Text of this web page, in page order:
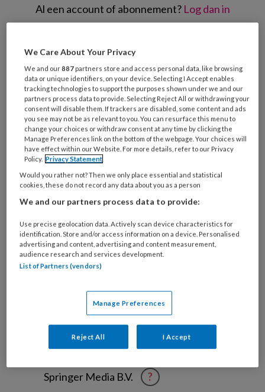
Al een account of abonnement? Log dan in
is
je
e-
mailadres?
* *
Kies
je
wachtwoord* *
Kies
je
functie *
Bij
welke
werk
je?
Untitled
Ontvang 2x per week de
KinderopvangTotaal nieuwsbrief
Management Kinderopvang
Weekoverzicht
Ja, ik geef toestemming voor e-mails
Springer Media B.V.
?
We Care About Your Privacy
We and our887 partners store and access personal data, like browsing
data or unique identifiers, on your device. Selecting I Accept enables
tracking technologies to support the purposes shown under we and our
partners process data to provide. Selecting Reject All or withdrawing your
consent will disable them. If trackers are disabled, some content and ads
you see may not be as relevant to you. You can resurface this menu to
change your choices or withdraw consent at any time by clicking the
Manage Preferences link on the bottom of the webpage. Your choices will
have effect within our Website. For more details, refer to our Privacy
Policy. Privacy Statement
Would you rather not? Then we only place essential and statistical
cookies, these do not record any data about you as a person
We and our partners process data to provide:
Use precise geolocation data. Actively scan device characteristics for
identification. Store and/or access information on a device. Personalised
advertising and content, advertising and content measurement,
audience research and services development.
List of Partners (vendors)
Manage Preferences
Reject All I Accept